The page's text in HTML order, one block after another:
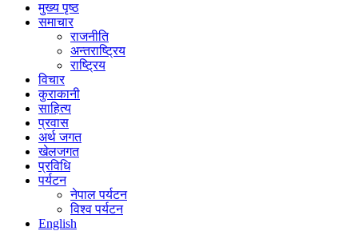
मुख्य पृष्ठ
समाचार
राजनीति
अन्तराष्ट्रिय
राष्ट्रिय
विचार
कुराकानी
साहित्य
प्रवास
अर्थ जगत
खेलजगत
प्रविधि
पर्यटन
नेपाल पर्यटन
विश्व पर्यटन
English